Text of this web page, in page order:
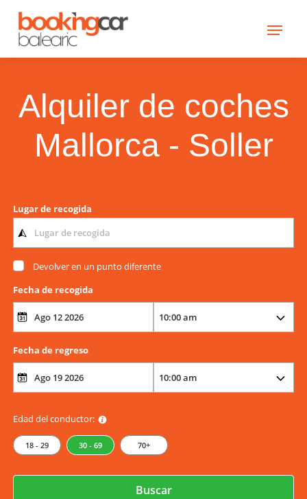
Alquiler de coches
Mallorca - Soller
Lugar de recogida
Devolver en un punto diferente
Fecha de recogida
Fecha de regreso
Edad del conductor:
18 - 29 30 - 69 70+
Buscar